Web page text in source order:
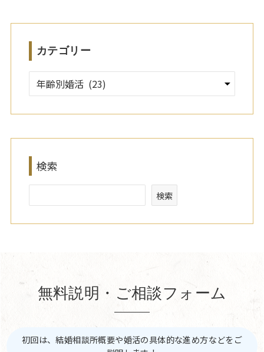
ブ
カテゴリー
検索
検索
無料説明・ご相談フォーム
初回は、結婚相談所概要や婚活の具体的な進め方などをご